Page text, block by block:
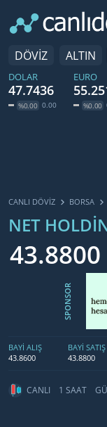
DÖVİZ ALTIN
DOLAR
47.7436
%0.00 0.00
EURO
%0.00
CANLI DÖVİZ BORSA
NET
43.8800
SPONSOR
BAYİ ALIŞ
43.8600
BAYİ SATIŞ
43.8800
CANLI 1 SAAT